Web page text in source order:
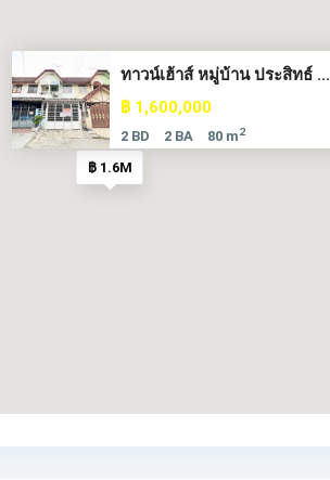
฿ 1.6M
ทาวน์เฮ้าส์ หมู่บ้าน ประสิทธ์ ...
฿ 1,600,000
2 BD 2 BA 80 m2